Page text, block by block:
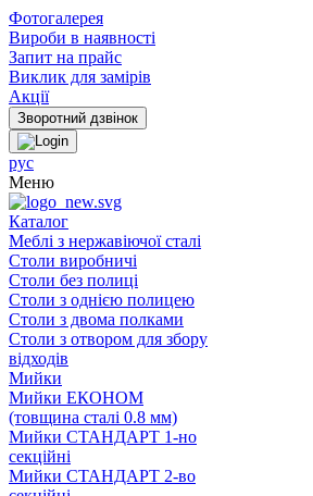
Фотогалерея
Вироби в наявності
Запит на прайс
Виклик для замірів
Акції
рус
Меню
Каталог
Меблі з нержавіючої сталі
Столи виробничі
Столи без полиці
Столи з однією полицею
Столи з двома полками
Столи з отвором для збору
відходів
Мийки
Мийки ЕКОНОМ
(товщина сталі 0.8 мм)
Мийки СТАНДАРТ 1-но
секційні
Мийки СТАНДАРТ 2-во